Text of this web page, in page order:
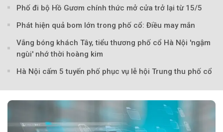
Theo Doanh nghiệp và
Phố đi bộ Hồ Gươm chính thức mở cửa trở lại từ 15/5
Phát hiện quả bom lớn trong phố cổ: Điều may mắn
Vắng bóng khách Tây, tiểu thương phố cổ Hà Nội 'ngậm
ngùi' nhớ thời hoàng kim
Hà Nội cấm 5 tuyến phố phục vụ lễ hội Trung thu phố cổ